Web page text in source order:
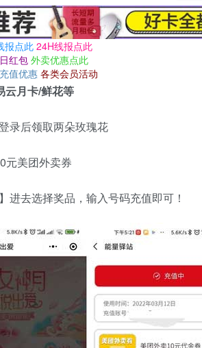
报点此 24H线报点此
红包外卖优惠点此
值优惠 各类会员活动
云月卡/鲜花等
录后领取两朵玫瑰花
元美团外卖券
进去选择奖品，输入号码充值即可！